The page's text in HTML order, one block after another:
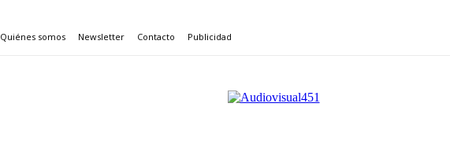
Quiénes somos Newsletter Contacto Publicidad